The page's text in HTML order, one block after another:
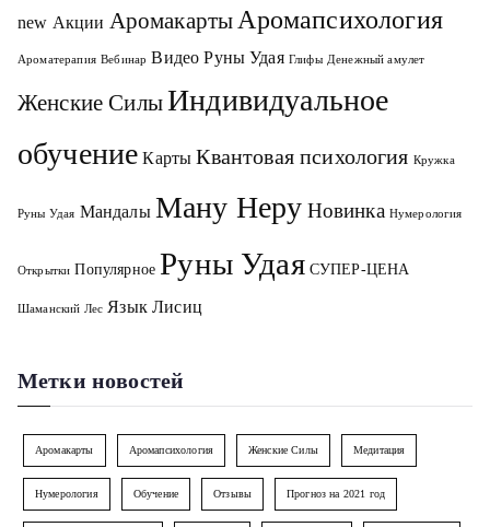
new Акции Аромакарты Аромапсихология
Ароматерапия Вебинар Видео Руны Удая Глифы Денежный амулет
Женские СилыИндивидуальное
обучение Карты Квантовая психология Кружка
Руны Удая Мандалы Ману Неру Новинка Нумерология
Открытки Популярное Руны Удая СУПЕР-ЦЕНА
Шаманский Лес Язык Лисиц
Метки новостей
Аромакарты Аромапсихология Женские Силы Медитация
Нумерология Обучение Отзывы Прогноз на 2021 год